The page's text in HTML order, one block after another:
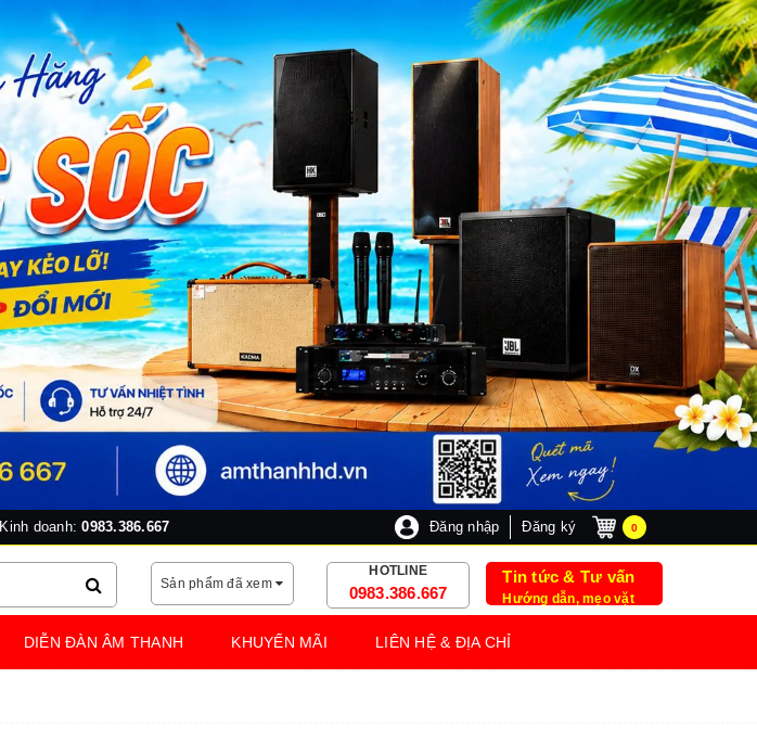
Kinh doanh:0983.386.667 0
Đăng nhập Đăng ký
Sản phẩm đã xem
HOTLINE
0983.386.667
Tin tức & Tư vấn
Hướng dẫn, mẹo vặt
DIỄN ĐÀN ÂM THANH KHUYẾN MÃI LIÊN HỆ & ĐỊA CHỈ